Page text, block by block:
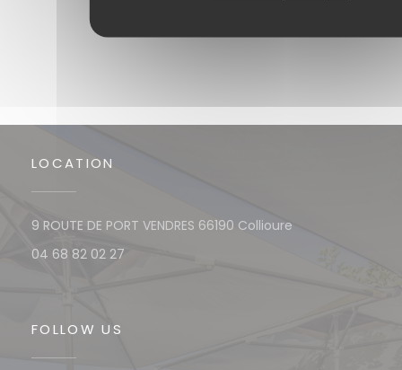
LOCATION
9 ROUTE DE PORT VENDRES 66190 Collioure
04 68 82 02 27
FOLLOW US